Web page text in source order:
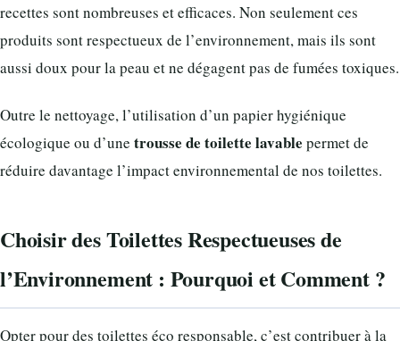
recettes sont nombreuses et efficaces. Non seulement ces
produits sont respectueux de l’environnement, mais ils sont
aussi doux pour la peau et ne dégagent pas de fumées toxiques.
Outre le nettoyage, l’utilisation d’un papier hygiénique
écologique ou d’une trousse de toilette lavable permet de
réduire davantage l’impact environnemental de nos toilettes.
Choisir des Toilettes Respectueuses de
l’Environnement : Pourquoi et Comment ?
Opter pour des toilettes éco responsable, c’est contribuer à la